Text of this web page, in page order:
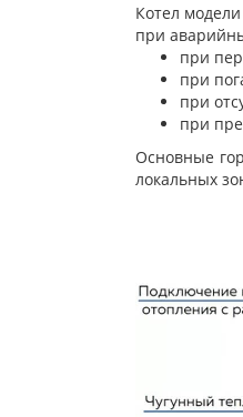
Котел
при
при
при
при
при
Основные
локальных